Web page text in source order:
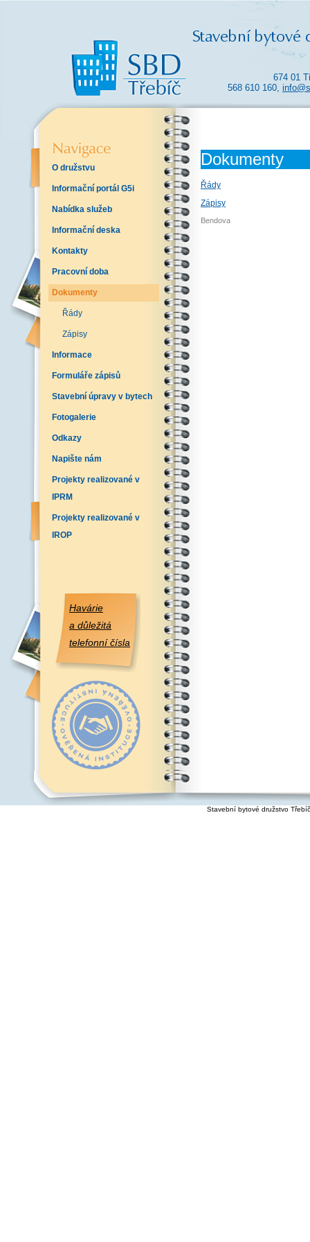
674 01
568 610 160,
O družstvu
Informační portál G5i
Nabídka služeb
Informační deska
Kontakty
Pracovní doba
Dokumenty
Řády
Zápisy
Informace
Formuláře zápisů
Stavební úpravy v bytech
Fotogalerie
Odkazy
Napište nám
Projekty realizované v
IPRM
Projekty realizované v
IROP
Havárie
a důležitá
telefonní čísla
Dokumenty
Řády
Zápisy
Bendova
Stavební bytové družstvo